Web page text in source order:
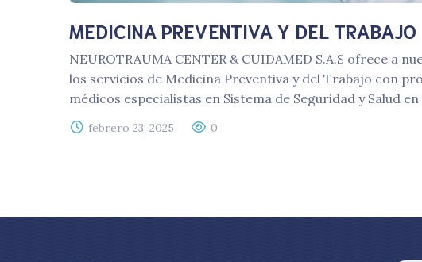
MEDICINA PREVENTIVA Y DEL TRABAJO
NEUROTRAUMA CENTER & CUIDAMED S.A.S ofrece a
los servicios de Medicina Preventiva y del Trabajo con
médicos especialistas en Sistema de Seguridad y Salud
febrero 23, 2025 0